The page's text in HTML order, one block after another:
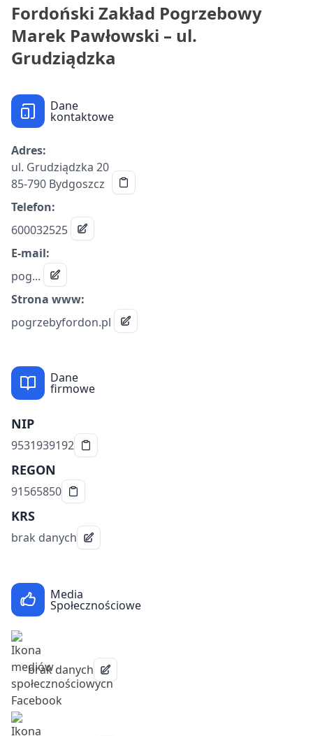
Fordoński Zakład Pogrzebowy
Marek Pawłowski – ul.
Grudziądzka
Dane
kontaktowe
Adres:
ul. Grudziądzka 20
85-790 Bydgoszcz
Telefon:
600032525
E-mail:
pog...
Strona www:
pogrzebyfordon.pl
Dane
firmowe
NIP
9531939192
REGON
91565850
KRS
brak danych
Media
Społecznościowe
brak danych